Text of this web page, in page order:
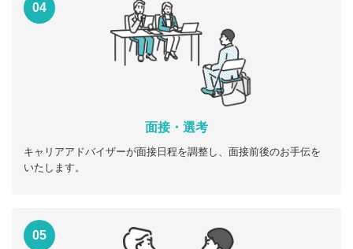
04
面接・選考
キャリアアドバイザーが面接日程を調整し、面接前後のお手伝を
いたします。
05